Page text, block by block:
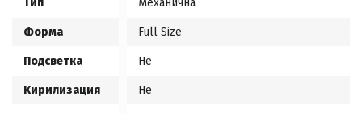
Тип Механична
Форма Full Size
Подсветка Не
Кирилизация Не